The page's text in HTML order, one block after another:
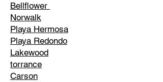
Bellflower
Norwalk
Playa Hermosa
Playa Redondo
Lakewood
torrance
Carson